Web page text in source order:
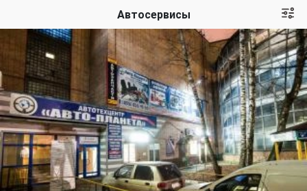
Автосервисы